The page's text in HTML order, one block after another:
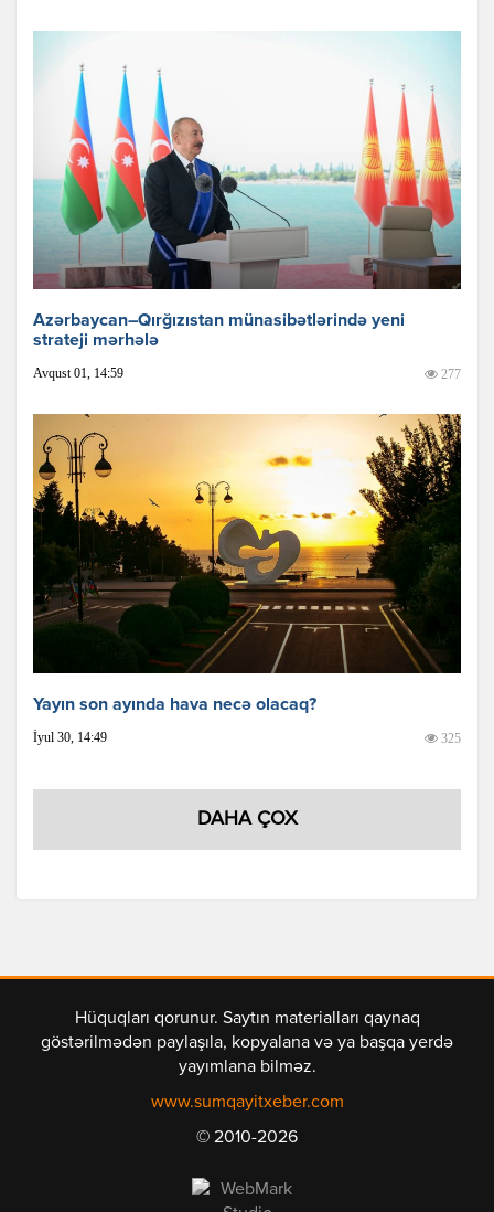
Azərbaycan–Qırğızıstan münasibətlərində yeni
strateji mərhələ
Avqust 01, 14:59 277
Yayın son ayında hava necə olacaq?
İyul 30, 14:49 325
DAHA ÇOX
Hüquqları qorunur. Saytın materialları qaynaq
göstərilmədən paylaşıla, kopyalana və ya başqa yerdə
yayımlana bilməz.
www.sumqayitxeber.com
© 2010-2026